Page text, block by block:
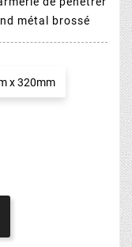
métal brossé
x 320mm